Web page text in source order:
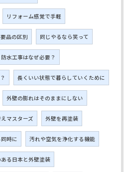
リフォーム感覚で手軽
品の区別 同じやるなら笑って
防水工事はなぜ必要？
長くいい状態で暮らしていくために
外壁の膨れはそのままにしない
マスターズ 外壁を再塗装
時に 汚れや空気を浄化する機能
る日本と外壁塗装